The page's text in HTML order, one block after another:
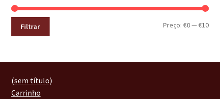
Filtrar Preço:€0—€10
(sem título)
Carrinho